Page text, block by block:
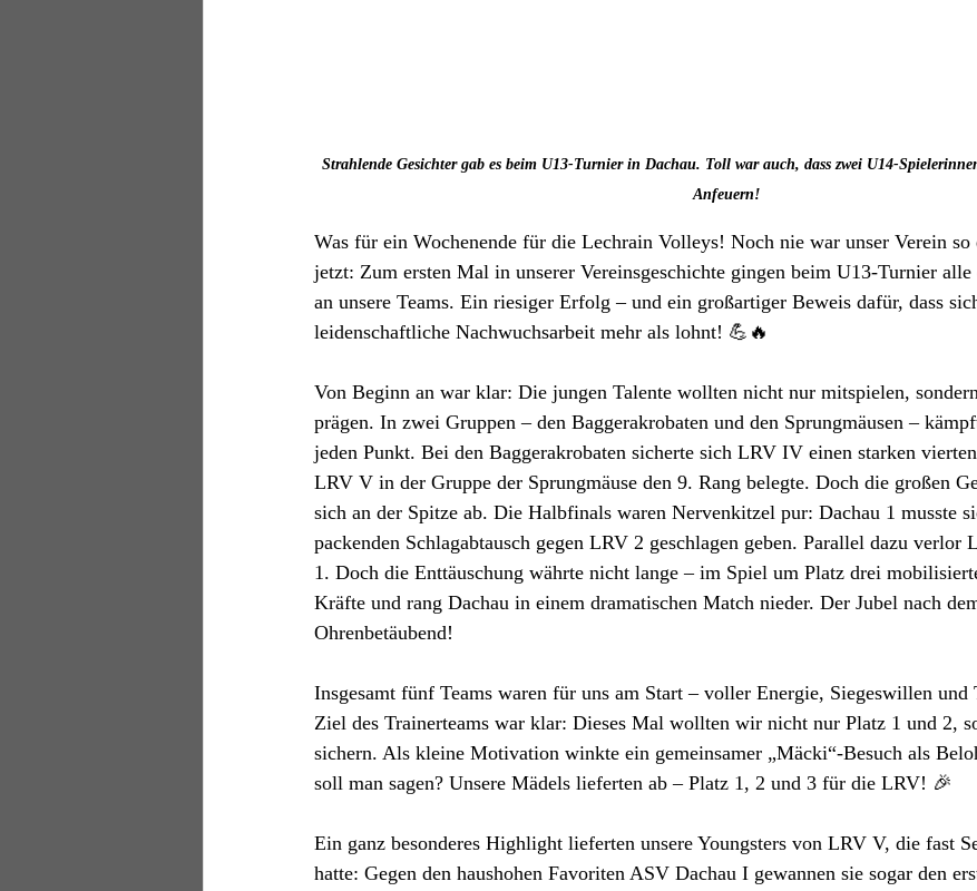
Strahlende Gesichter gab es beim U13-Turnier in Dachau. Toll war auch, dass zwei U14-
Anfeuern!
Was für ein Wochenende für die Lechrain Volleys! Noch nie war unser Verein
jetzt: Zum ersten Mal in unserer Vereinsgeschichte gingen beim U13-Turnier alle
an unsere Teams. Ein riesiger Erfolg – und ein großartiger Beweis dafür, dass
leidenschaftliche Nachwuchsarbeit mehr als lohnt! 💪🔥
Von Beginn an war klar: Die jungen Talente wollten nicht nur mitspielen,
prägen. In zwei Gruppen – den Baggerakrobaten und den Sprungmäusen –
jeden Punkt. Bei den Baggerakrobaten sicherte sich LRV IV einen starken
LRV V in der Gruppe der Sprungmäuse den 9. Rang belegte. Doch die großen
sich an der Spitze ab. Die Halbfinals waren Nervenkitzel pur: Dachau 1 musste
packenden Schlagabtausch gegen LRV 2 geschlagen geben. Parallel dazu verlor
1. Doch die Enttäuschung währte nicht lange – im Spiel um Platz drei
Kräfte und rang Dachau in einem dramatischen Match nieder. Der Jubel nach
Ohrenbetäubend!
Insgesamt fünf Teams waren für uns am Start – voller Energie, Siegeswillen und
Ziel des Trainerteams war klar: Dieses Mal wollten wir nicht nur Platz 1 und 2,
sichern. Als kleine Motivation winkte ein gemeinsamer „Mäcki“-Besuch als
soll man sagen? Unsere Mädels lieferten ab – Platz 1, 2 und 3 für die LRV! 🎉
Ein ganz besonderes Highlight lieferten unsere Youngsters von LRV V, die fast
hatte: Gegen den haushohen Favoriten ASV Dachau I gewannen sie sogar den